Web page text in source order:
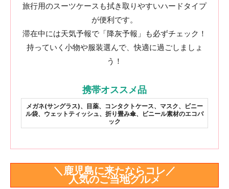
旅行用のスーツケースも拭き取りやすいハードタイプ
が便利です。
滞在中には天気予報で「降灰予報」も必ずチェック！
持っていく小物や服装選んで、快適に過ごしましょ
う！
携帯オススメ品
メガネ(サングラス)、目薬、コンタクトケース、マスク、ビニー
ル袋、ウェットティッシュ、折り畳み傘、ビニール素材のエコバ
ック
＼鹿児島に来たならコレ／
人気のご当地グルメ